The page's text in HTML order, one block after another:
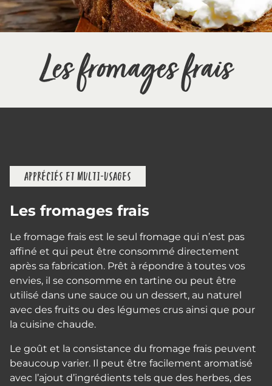
Les fromages frais
APPRÉCIÉS ET MULTI-USAGES
Les fromages frais
Le fromage frais est le seul fromage qui n’est pas
affiné et qui peut être consommé directement
après sa fabrication. Prêt à répondre à toutes vos
envies, il se consomme en tartine ou peut être
utilisé dans une sauce ou un dessert, au naturel
avec des fruits ou des légumes crus ainsi que pour
la cuisine chaude.
Le goût et la consistance du fromage frais peuvent
beaucoup varier. Il peut être facilement aromatisé
avec l’ajout d’ingrédients tels que des herbes, des